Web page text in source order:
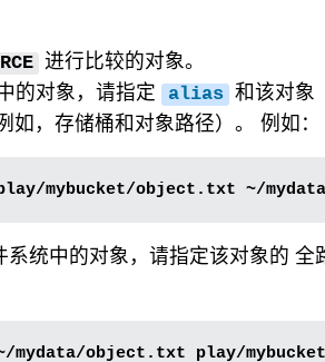
进行比较的对象。
的对象，请指定
alias 和该对象
如，存储桶和对象路径）。 例如：
系统中的对象，请指定该对象的 全